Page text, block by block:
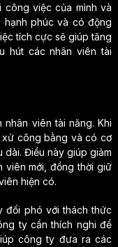
công việc của mình và
phúc và có động
tích cực sẽ giúp tăng
hút các nhân viên tài
viên tài năng. Khi
công bằng và có cơ
dài. Điều này giúp giảm
viên mới, đồng thời giữ
hiện có.
đối phó với thách thức
ty cần thích nghi để
công ty đưa ra các